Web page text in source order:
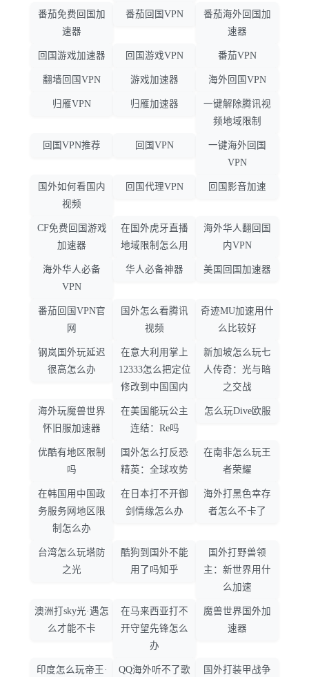
番茄免费回国加
速器
番茄回国VPN
番茄海外回国加
速器
回国游戏加速器 回国游戏VPN 番茄VPN
翻墙回国VPN 游戏加速器 海外回国VPN
归雁VPN 归雁加速器
一键解除腾讯视
频地域限制
回国VPN推荐 回国VPN
一键海外回国
VPN
国外如何看国内
视频
回国代理VPN 回国影音加速
CF免费回国游戏
加速器
在国外虎牙直播
地域限制怎么用
海外华人翻回国
内VPN
海外华人必备
VPN
华人必备神器 美国回国加速器
番茄回国VPN官
网
国外怎么看腾讯
视频
奇迹MU加速用什
么比较好
钢岚国外玩延迟
很高怎么办
在意大利用掌上
12333怎么把定位
修改到中国国内
新加坡怎么玩七
人传奇：光与暗
之交战
海外玩魔兽世界
怀旧服加速器
在美国能玩公主
连结：Re吗
怎么玩Dive欧服
优酷有地区限制
吗
国外怎么打反恐
精英：全球攻势
在南非怎么玩王
者荣耀
在韩国用中国政
务服务网地区限
制怎么办
在日本打不开御
剑情缘怎么办
海外打黑色幸存
者怎么不卡了
台湾怎么玩塔防
之光
酷狗到国外不能
用了吗知乎
国外打野兽领
主：新世界用什
么加速
澳洲打sky光·遇怎
么才能不卡
在马来西亚打不
开守望先锋怎么
办
魔兽世界国外加
速器
印度怎么玩帝王· QQ海外听不了歌 国外打装甲战争